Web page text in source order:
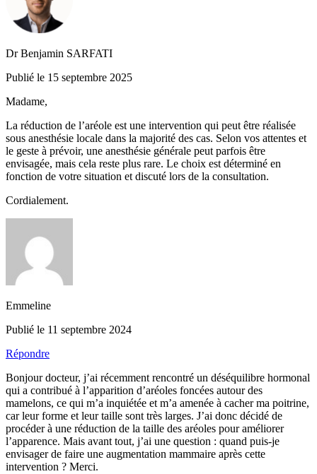
Dr Benjamin SARFATI
Publié le 15 septembre 2025
Madame,
La réduction de l’aréole est une intervention qui peut être réalisée
sous anesthésie locale dans la majorité des cas. Selon vos attentes et
le geste à prévoir, une anesthésie générale peut parfois être
envisagée, mais cela reste plus rare. Le choix est déterminé en
fonction de votre situation et discuté lors de la consultation.
Cordialement.
Emmeline
Publié le 11 septembre 2024
Répondre
Bonjour docteur, j’ai récemment rencontré un déséquilibre hormonal
qui a contribué à l’apparition d’aréoles foncées autour des
mamelons, ce qui m’a inquiétée et m’a amenée à cacher ma poitrine,
car leur forme et leur taille sont très larges. J’ai donc décidé de
procéder à une réduction de la taille des aréoles pour améliorer
l’apparence. Mais avant tout, j’ai une question : quand puis-je
envisager de faire une augmentation mammaire après cette
intervention ? Merci.